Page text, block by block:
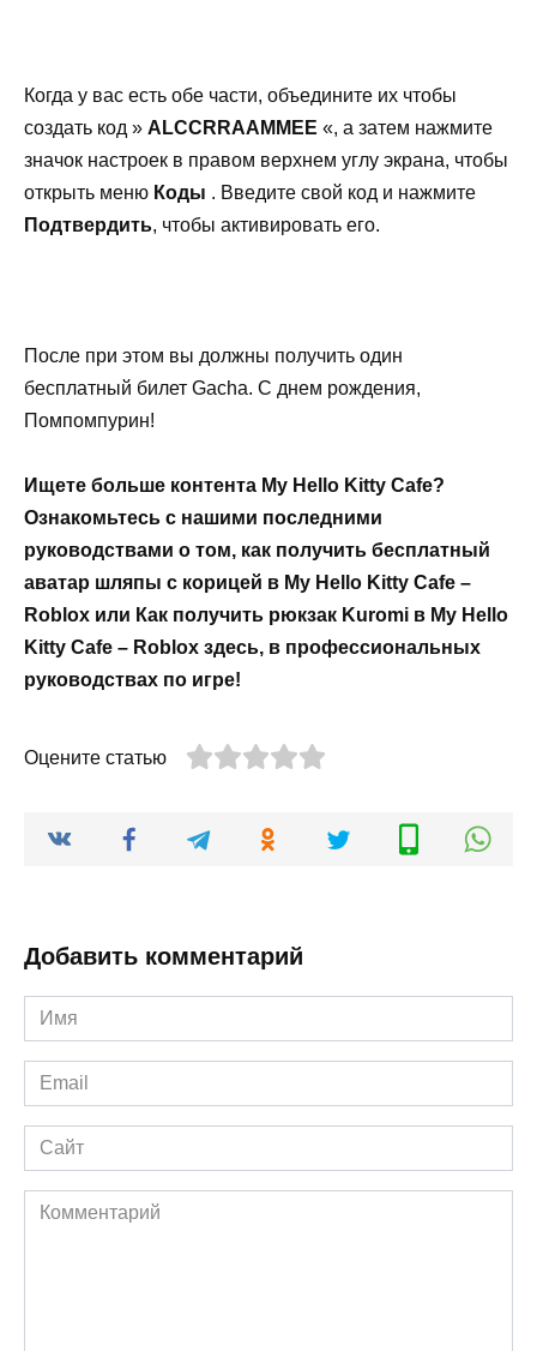
Когда у вас есть обе части, объедините их чтобы
создать код » ALCCRRAAMMEE «, а затем нажмите
значок настроек в правом верхнем углу экрана, чтобы
открыть меню Коды . Введите свой код и нажмите
Подтвердить, чтобы активировать его.
После при этом вы должны получить один
бесплатный билет Gacha. С днем ​​рождения,
Помпомпурин!
Ищете больше контента My Hello Kitty Cafe?
Ознакомьтесь с нашими последними
руководствами о том, как получить бесплатный
аватар шляпы с корицей в My Hello Kitty Cafe –
Roblox или Как получить рюкзак Kuromi в My Hello
Kitty Cafe – Roblox здесь, в профессиональных
руководствах по игре!
Оцените статью
Добавить комментарий
Имя
*
Email
*
Сайт
Комментарий